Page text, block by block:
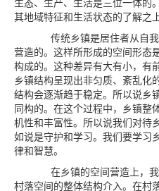
其地域特征和生活状态的了解之上
传统乡镇是居住者从自我
营造的。这样所形成的空间形态
构成的。这种差异有大有小，有
乡镇结构呈现出非匀质、紊乱化
结构会逐渐趋于稳定。所以说乡
同构的。在这个过程中，乡镇整
机性和丰富性。所以说我们对待
如说是守护和学习。我们要学习
律和智慧。
在乡镇的空间营造上，我
村落空间的整体结构介入。在村